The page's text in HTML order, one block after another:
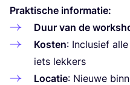
Prak­ti­sche informatie:
Duur van de
Kos­ten: Inclu­sief
iets lekkers
Loca­tie: Nieu­we